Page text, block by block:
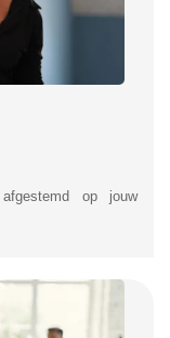
op jouw